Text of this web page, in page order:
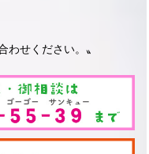
わせください。〟